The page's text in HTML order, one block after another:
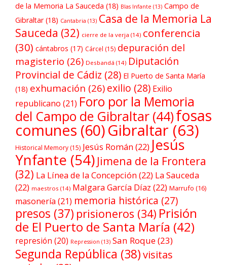
de la Memoria La Sauceda (18) Blas Infante (13) Campo de
Gibraltar(18) Cantabria (13) Casa de la Memoria La
Sauceda (32) cierre de la verja (14) conferencia
(30) cántabros (17) Cárcel (15) depuración del
magisterio (26) Desbandá (14) Diputación
Provincial de Cádiz (28) El Puerto de Santa María
(18) exhumación (26) exilio (28) Exilio
republicano (21) Foro por la Memoria
del Campo de Gibraltar (44)fosas
comunes (60)Gibraltar(63)
Historical Memory (15) Jesús Román(22) Jesús
Ynfante (54) Jimena de la Frontera
(32) La Línea de la Concepción(22) La Sauceda
(22) maestros (14) Malgara García Díaz (22) Marrufo (16)
masonería (21) memoria histórica (27)
presos (37) prisioneros (34) Prisión
de El Puerto de Santa María (42)
represión (20) Repression (13) San Roque(23)
Segunda República (38)visitas